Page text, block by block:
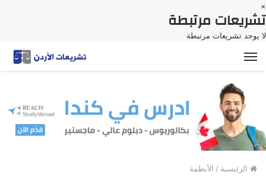
×
تشريعات مرتبطة
لا يوجد تشريعات مرتبطة
القائمة
الرئيسية / الأنظمة